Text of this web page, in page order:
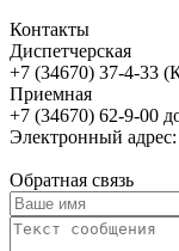
Контакты
Диспетчерская
+7 (34670) 37-4-33
Приемная
+7 (34670) 62-9-00
Электронный адрес:
Обратная связь